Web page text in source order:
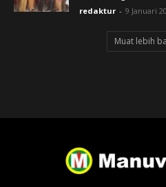
redaktur - 9 Januari
Muat lebih